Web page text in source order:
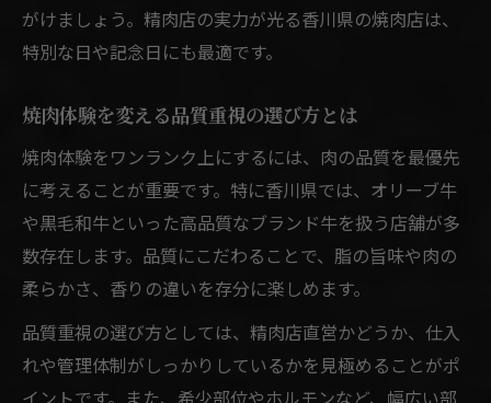
がけましょう。精肉店の実力が光る香川県の焼肉店は、
特別な日や記念日にも最適です。
焼肉体験を変える品質重視の選び方とは
焼肉体験をワンランク上にするには、肉の品質を最優先
に考えることが重要です。特に香川県では、オリーブ牛
や黒毛和牛といった高品質なブランド牛を扱う店舗が多
数存在します。品質にこだわることで、脂の旨味や肉の
柔らかさ、香りの違いを存分に楽しめます。
品質重視の選び方としては、精肉店直営かどうか、仕入
れや管理体制がしっかりしているかを見極めることがポ
イントです。また、希少部位やホルモンなど、幅広い部